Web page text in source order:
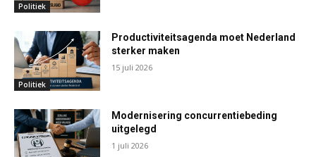
Politiek
Politiek
Productiviteitsagenda moet Nederland
sterker maken
15 juli 2026
Modernisering concurrentiebeding
uitgelegd
1 juli 2026